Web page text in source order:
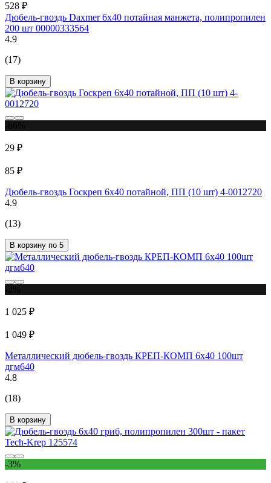
528 ₽
Дюбель-гвоздь Daxmer 6х40 потайная манжета, полипропилен
200 шт 00000333564
4.9
(17)
В корзину
29 ₽
85 ₽
Дюбель-гвоздь Госкреп 6х40 потайной, ПП (10 шт) 4-0012720
4.9
(13)
В корзину по 5
1 025 ₽
1 049 ₽
Металлический дюбель-гвоздь КРЕП-КОМП 6х40 100шт
дгм640
4.8
(18)
В корзину
-3%